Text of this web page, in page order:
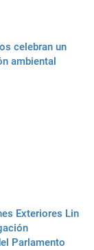
celebran un
ambiental
Exteriores Lin
Parlamento